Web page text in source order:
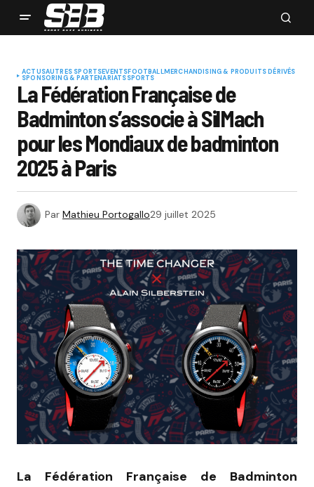
ACTUSAUTRES SPORTSEVENTSFOOTBALLMERCHANDISING & PRODUITS DÉRIVÉS
SPONSORING & PARTENARIATSSPORTS
La Fédération Française de
Badminton s’associe à SilMach
pour les Mondiaux de badminton
2025 à Paris
Par Mathieu Portogallo29 juillet 2025
La Fédération Française de Badminton